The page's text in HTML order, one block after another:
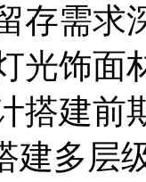
存需求
光饰面
搭建前
建多层